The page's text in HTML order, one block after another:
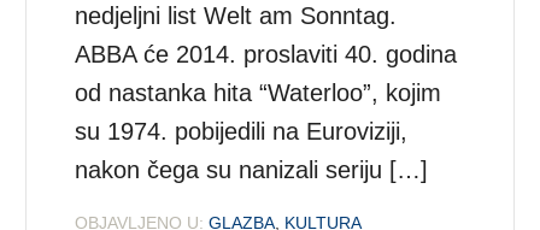
nedjeljni list Welt am Sonntag.
ABBA će 2014. proslaviti 40. godina
od nastanka hita “Waterloo”, kojim
su 1974. pobijedili na Euroviziji,
nakon čega su nanizali seriju […]
OBJAVLJENO U: GLAZBA KULTURA